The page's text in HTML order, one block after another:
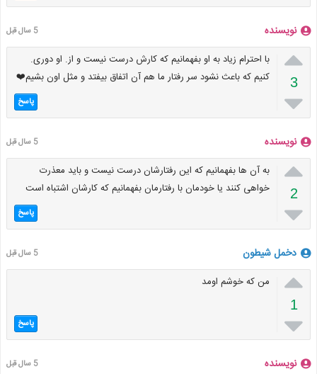
نویسنده 5 سال قبل

3

با احترام زیاد به او بفهمانیم که کارش درست نیست و از. او دوری.
کنیم که باعث نشود سر رفتار ما هم آن اتفاق بیفتد و مثل اون بشیم❤️
پاسخ
نویسنده 5 سال قبل

2

به آن ها بفهمانیم که این رفتارشان درست نیست و باید معذرت
خواهی کنند یا خودمان با رفتارمان بفهمانیم که کارشان اشتباه است
پاسخ
دخمل شیطون 5 سال قبل

1

من که خوشم اومد
پاسخ
نویسنده 5 سال قبل